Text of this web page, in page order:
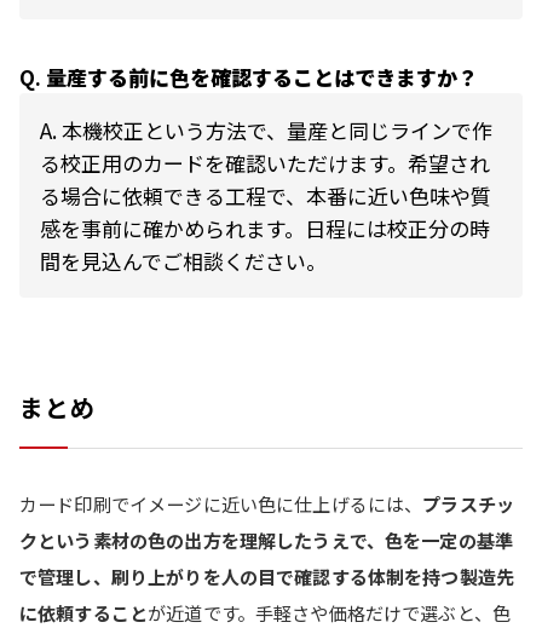
Q. 量産する前に色を確認することはできますか？
A.本機校正という方法で、量産と同じラインで作
る校正用のカードを確認いただけます。希望され
る場合に依頼できる工程で、本番に近い色味や質
感を事前に確かめられます。日程には校正分の時
間を見込んでご相談ください。
まとめ
カード印刷でイメージに近い色に仕上げるには、 プラスチッ
クという素材の色の出方を理解したうえで、色を一定の基準
で管理し、刷り上がりを人の目で確認する体制を持つ製造先
に依頼することが近道です。手軽さや価格だけで選ぶと、色